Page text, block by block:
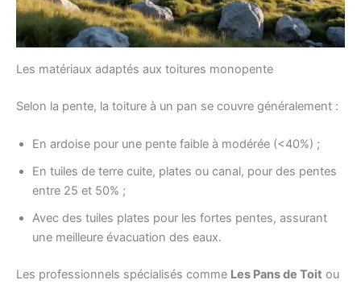
Les matériaux adaptés aux toitures monopente
Selon la pente, la toiture à un pan se couvre généralement :
En ardoise pour une pente faible à modérée (<40%) ;
En tuiles de terre cuite, plates ou canal, pour des pentes
entre 25 et 50% ;
Avec des tuiles plates pour les fortes pentes, assurant
une meilleure évacuation des eaux.
Les professionnels spécialisés comme Les Pans de Toit ou